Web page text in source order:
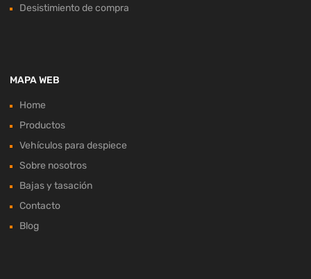
Desistimiento de compra
MAPA WEB
Home
Productos
Vehículos para despiece
Sobre nosotros
Bajas y tasación
Contacto
Blog